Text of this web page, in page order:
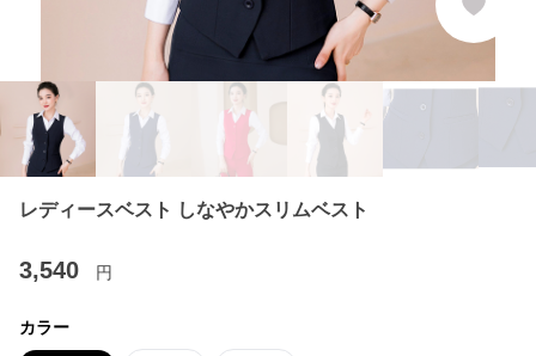
レディースベスト しなやかスリムベスト
3,540 円
カラー